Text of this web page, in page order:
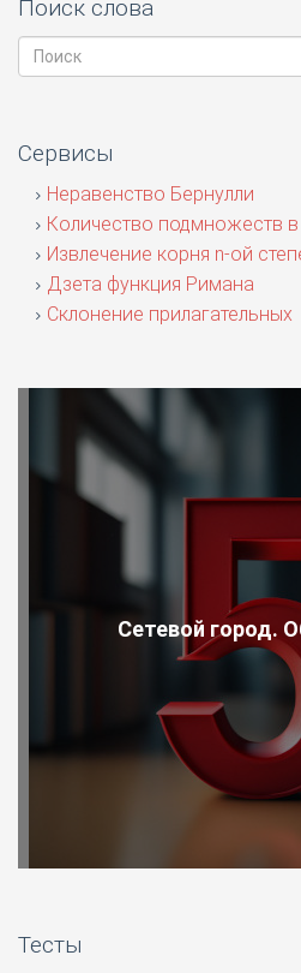
Поиск слова
Сервисы
Неравенство Бернулли
Количество подмножеств
Извлечение корня n-ой
Дзета функция Римана
Склонение прилагательных
Сетевой город.
Тесты